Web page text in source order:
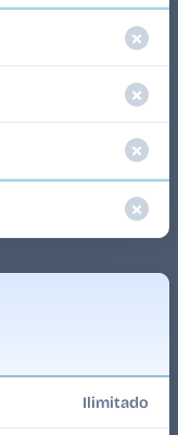
Ilimitado